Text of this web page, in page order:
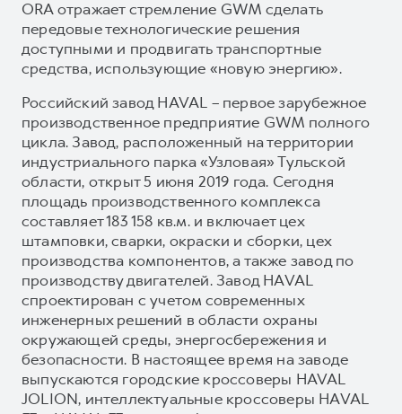
ORA отражает стремление GWM сделать
передовые технологические решения
доступными и продвигать транспортные
средства, использующие «новую энергию».
Российский завод HAVAL – первое зарубежное
производственное предприятие GWM полного
цикла. Завод, расположенный на территории
индустриального парка «Узловая» Тульской
области, открыт 5 июня 2019 года. Сегодня
площадь производственного комплекса
составляет 183 158 кв.м. и включает цех
штамповки, сварки, окраски и сборки, цех
производства компонентов, а также завод по
производству двигателей. Завод HAVAL
спроектирован с учетом современных
инженерных решений в области охраны
окружающей среды, энергосбережения и
безопасности. В настоящее время на заводе
выпускаются городские кроссоверы HAVAL
JOLION, интеллектуальные кроссоверы HAVAL